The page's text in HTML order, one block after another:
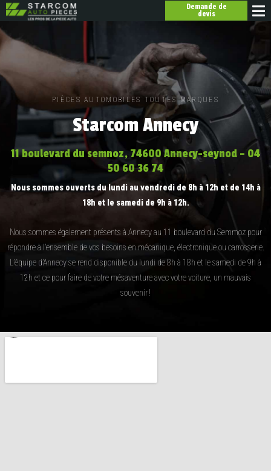
Demande de
devis
PIÈCES AUTOMOBILES TOUTES MARQUES
Starcom Annecy
11 boulevard du semnoz, 74600 Annecy-seynod – 04
50 60 36 74
Nous sommes ouverts du lundi au vendredi de 8h à 12h et de 14h à
18h et le samedi de 9h à 12h.
Nous sommes également présents à Annecy au 11 boulevard du Semmoz pour
répondre à l’ensemble de vos besoins en mécanique, électronique ou carrosserie.
L’équipe d’Annecy se rend disponible du lundi de 8h à 18h et le samedi de 9h à
12h et ce pour faire de votre mésaventure avec votre voiture, un mauvais
souvenir !